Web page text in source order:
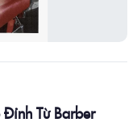
Từ Barber